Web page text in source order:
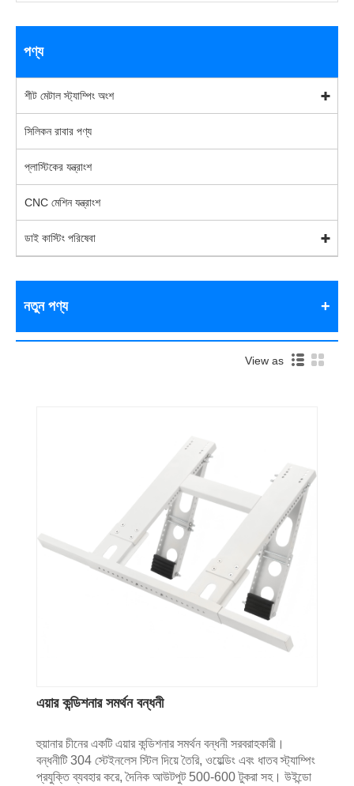
পণ্য
শীট মেটাল স্ট্যাম্পিং অংশ
সিলিকন রাবার পণ্য
প্লাস্টিকের যন্ত্রাংশ
CNC মেশিন যন্ত্রাংশ
ডাই কাস্টিং পরিষেবা
নতুন পণ্য
View as
এয়ার কন্ডিশনার সমর্থন বন্ধনী
হুয়ানার চীনের একটি এয়ার কন্ডিশনার সমর্থন বন্ধনী সরবরাহকারী।
বন্ধনীটি 304 স্টেইনলেস স্টিল দিয়ে তৈরি, ওয়েল্ডিং এবং ধাতব স্ট্যাম্পিং
প্রযুক্তি ব্যবহার করে, দৈনিক আউটপুট 500-600 টুকরা সহ। উইন্ডো